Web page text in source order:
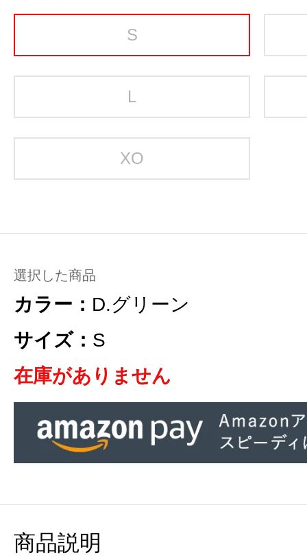
S
L
XO
選択した商品
カラー： D.グリーン
サイズ： S
在庫がありません
商品説明